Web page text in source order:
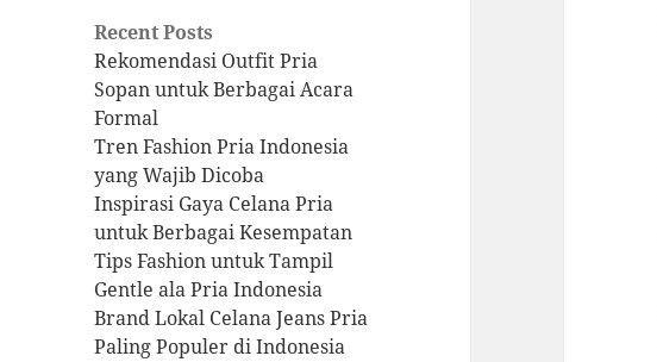
Recent Posts
Rekomendasi Outfit Pria
Sopan untuk Berbagai Acara
Formal
Tren Fashion Pria Indonesia
yang Wajib Dicoba
Inspirasi Gaya Celana Pria
untuk Berbagai Kesempatan
Tips Fashion untuk Tampil
Gentle ala Pria Indonesia
Brand Lokal Celana Jeans Pria
Paling Populer di Indonesia